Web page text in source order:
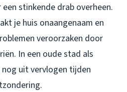
stinkende drab overheen.
je huis onaangenaam en
veroorzaken door
In een oude stad als
uit vervlogen tijden